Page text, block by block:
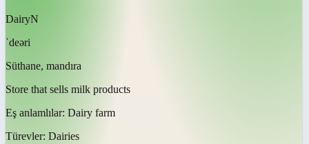
DairyN
ˈdeəri
Süthane, mandıra
Store that sells milk products
Eş anlamlılar: Dairy farm
Türevler: Dairies